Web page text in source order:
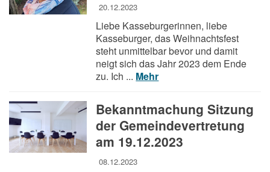
20.12.2023
Liebe Kasseburgerinnen, liebe
Kasseburger, das Weihnachtsfest
steht unmittelbar bevor und damit
neigt sich das Jahr 2023 dem Ende
zu. Ich ... Mehr
Bekanntmachung Sitzung
der Gemeindevertretung
am 19.12.2023
08.12.2023